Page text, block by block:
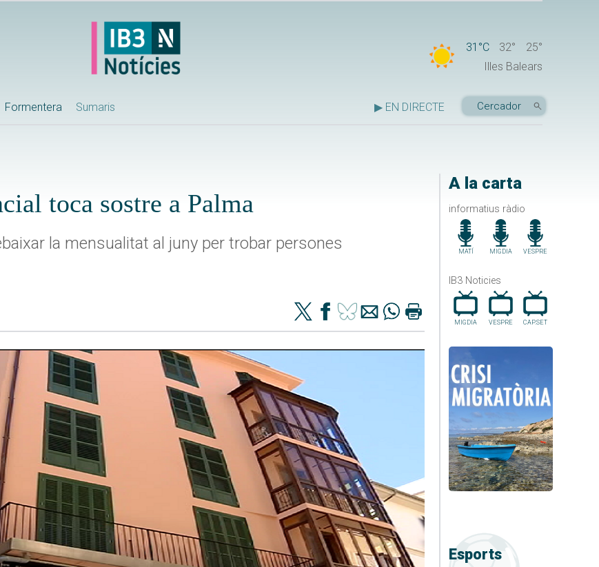
31°C 32°
25°
Illes Balears
Formentera Sumaris ▶ EN DIRECTE
A la carta
informatius ràdio
MATÍ MIGDIA VESPRE
IB3 Noticies
MIGDIA VESPRE CAP.SET
Esports
toca sostre a Palma
la mensualitat al juny per trobar persones